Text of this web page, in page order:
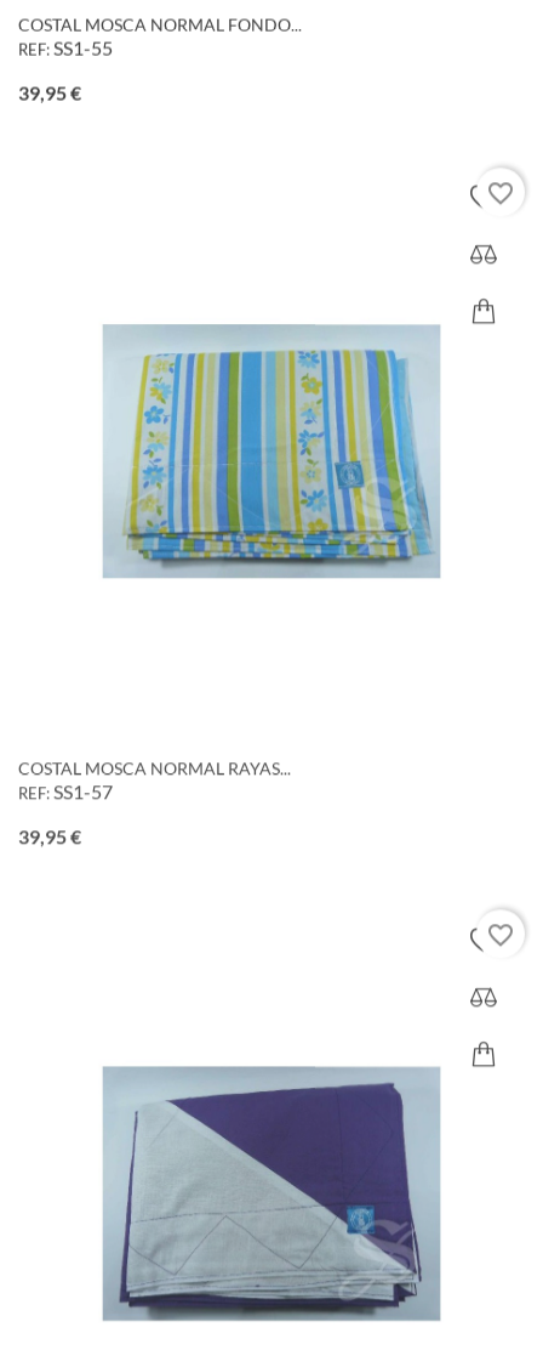
COSTAL MOSCA NORMAL FONDO...
REF: SS1-55
39,95 €Precio
COSTAL MOSCA NORMAL RAYAS...
REF: SS1-57
39,95 €Precio
favorite_border
favorite_border